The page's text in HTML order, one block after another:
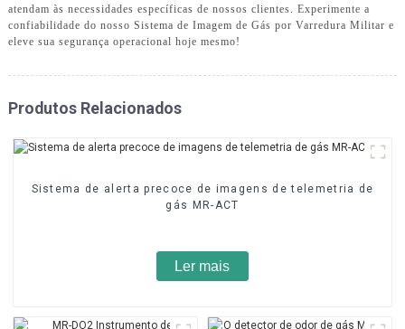
atendam às necessidades específicas de nossos clientes. Experimente a
confiabilidade do nosso Sistema de Imagem de Gás por Varredura Militar e
eleve sua segurança operacional hoje mesmo!
Produtos Relacionados
Sistema de alerta precoce de imagens de telemetria de
gás MR-ACT
Ler mais